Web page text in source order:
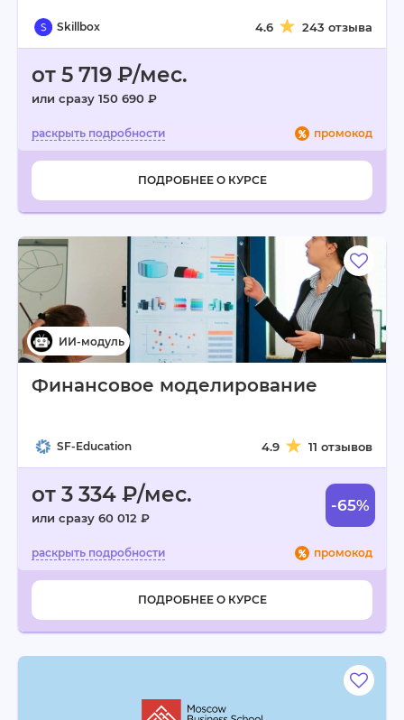
Skillbox 4.6 243 отзыва
от 5 719 ₽/мес.
или сразу 150 690 ₽
промокод
ПОДРОБНЕЕ О КУРСЕ
Финансовое моделирование
SF-Education 4.9 11 отзывов
от 3 334 ₽/мес.
или сразу 60 012 ₽
-65%
промокод
ПОДРОБНЕЕ О КУРСЕ